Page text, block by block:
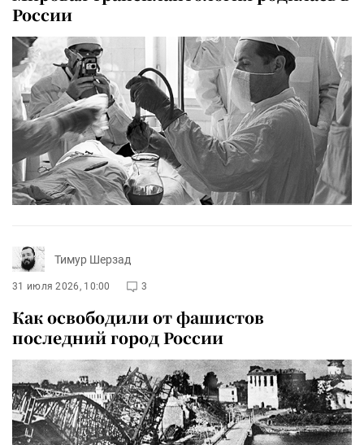
России
Тимур Шерзад
31 июля 2026, 10:00 3
Как освободили от фашистов
последний город России